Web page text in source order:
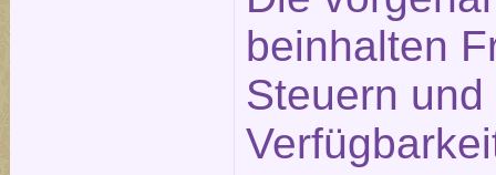
beinhalten
Steuern